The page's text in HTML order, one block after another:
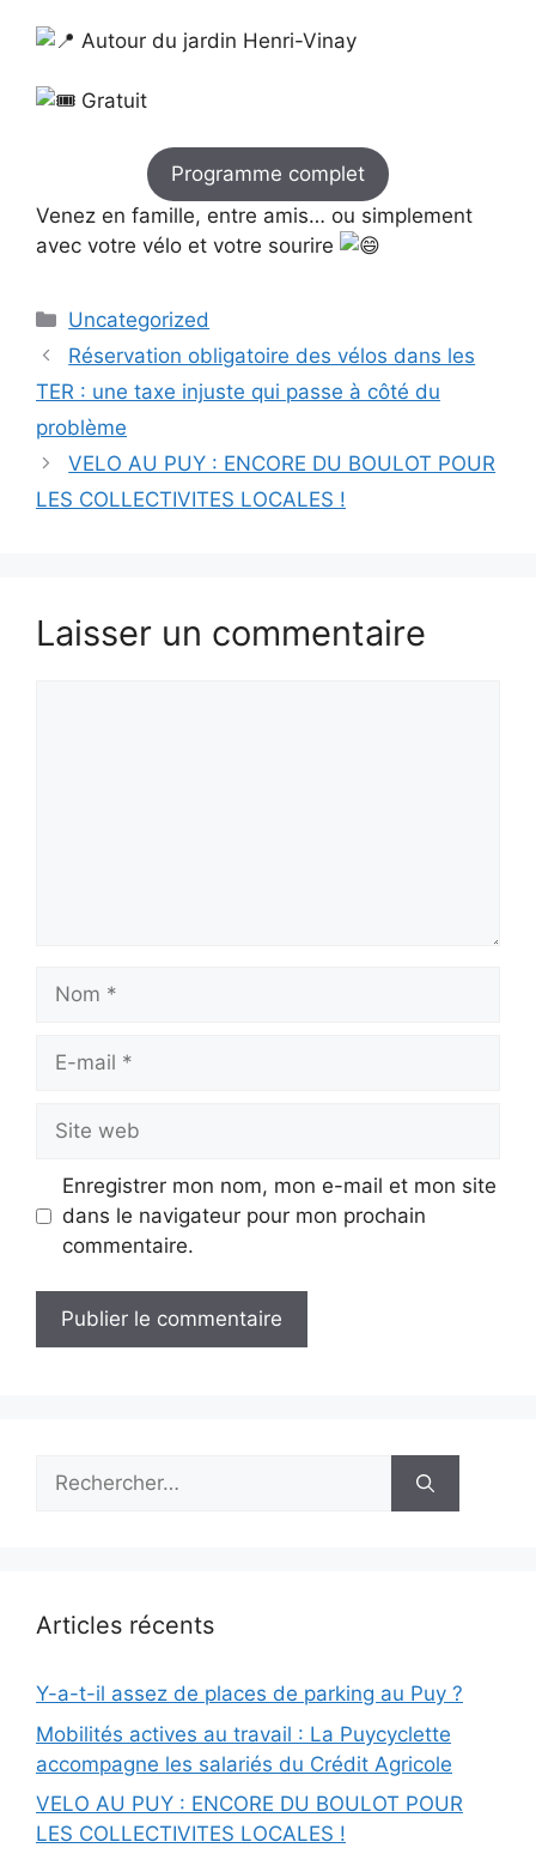
Autour du jardin Henri-Vinay
Gratuit
Programme complet
Venez en famille, entre amis… ou simplement
avec votre vélo et votre sourire
Catégories
Uncategorized
Réservation obligatoire des vélos dans les
TER : une taxe injuste qui passe à côté du
problème
VELO AU PUY : ENCORE DU BOULOT POUR
LES COLLECTIVITES LOCALES !
Laisser un commentaire
mail
web
Enregistrer mon nom, mon e-mail et mon site
dans le navigateur pour mon prochain
commentaire.
Rechercher :
Articles récents
Y-a-t-il assez de places de parking au Puy ?
Mobilités actives au travail : La Puycyclette
accompagne les salariés du Crédit Agricole
VELO AU PUY : ENCORE DU BOULOT POUR
LES COLLECTIVITES LOCALES !